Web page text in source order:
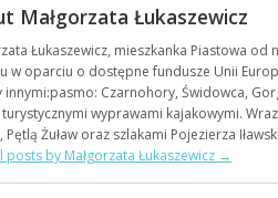
Małgorzata Łukaszewicz
Łukaszewicz, mieszkanka Piastowa
w oparciu o dostępne fundusze Unii
innymi:pasmo: Czarnohory, Świdowca,
wyprawami kajakowymi. Wraz
Pętlą Żuław oraz szlakami Pojezierza
posts by Małgorzata Łukaszewicz →